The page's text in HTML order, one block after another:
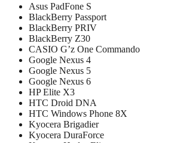
Asus PadFone S
BlackBerry Passport
BlackBerry PRIV
BlackBerry Z30
CASIO G’z One Commando
Google Nexus 4
Google Nexus 5
Google Nexus 6
HP Elite X3
HTC Droid DNA
HTC Windows Phone 8X
Kyocera Brigadier
Kyocera DuraForce